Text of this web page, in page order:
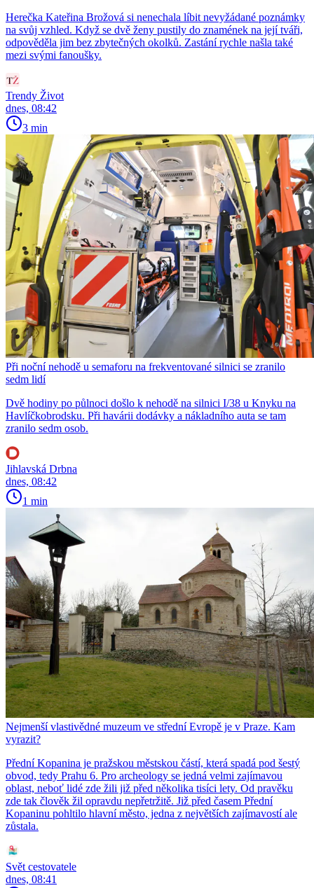
Herečka Kateřina Brožová si nenechala líbit nevyžádané poznámky
na svůj vzhled. Když se dvě ženy pustily do znamének na její tváři,
odpověděla jim bez zbytečných okolků. Zastání rychle našla také
mezi svými fanoušky.
Trendy Život
dnes, 08:42
3 min
Při noční nehodě u semaforu na frekventované silnici se zranilo
sedm lidí
Dvě hodiny po půlnoci došlo k nehodě na silnici I/38 u Knyku na
Havlíčkobrodsku. Při havárii dodávky a nákladního auta se tam
zranilo sedm osob.
Jihlavská Drbna
dnes, 08:42
1 min
Nejmenší vlastivědné muzeum ve střední Evropě je v Praze. Kam
vyrazit?
Přední Kopanina je pražskou městskou částí, která spadá pod šestý
obvod, tedy Prahu 6. Pro archeology se jedná velmi zajímavou
oblast, neboť lidé zde žili již před několika tisíci lety. Od pravěku
zde tak člověk žil opravdu nepřetržitě. Již před časem Přední
Kopaninu pohltilo hlavní město, jedna z největších zajímavostí ale
zůstala.
Svět cestovatele
dnes, 08:41